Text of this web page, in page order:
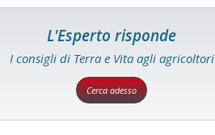
L'Esperto risponde
I consigli di Terra e Vita agli agricoltori
Cerca adesso